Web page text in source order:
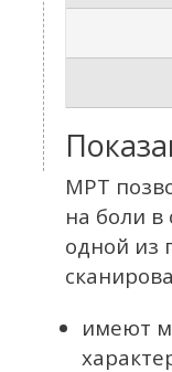
МРТ
на боли
одной из
имеют